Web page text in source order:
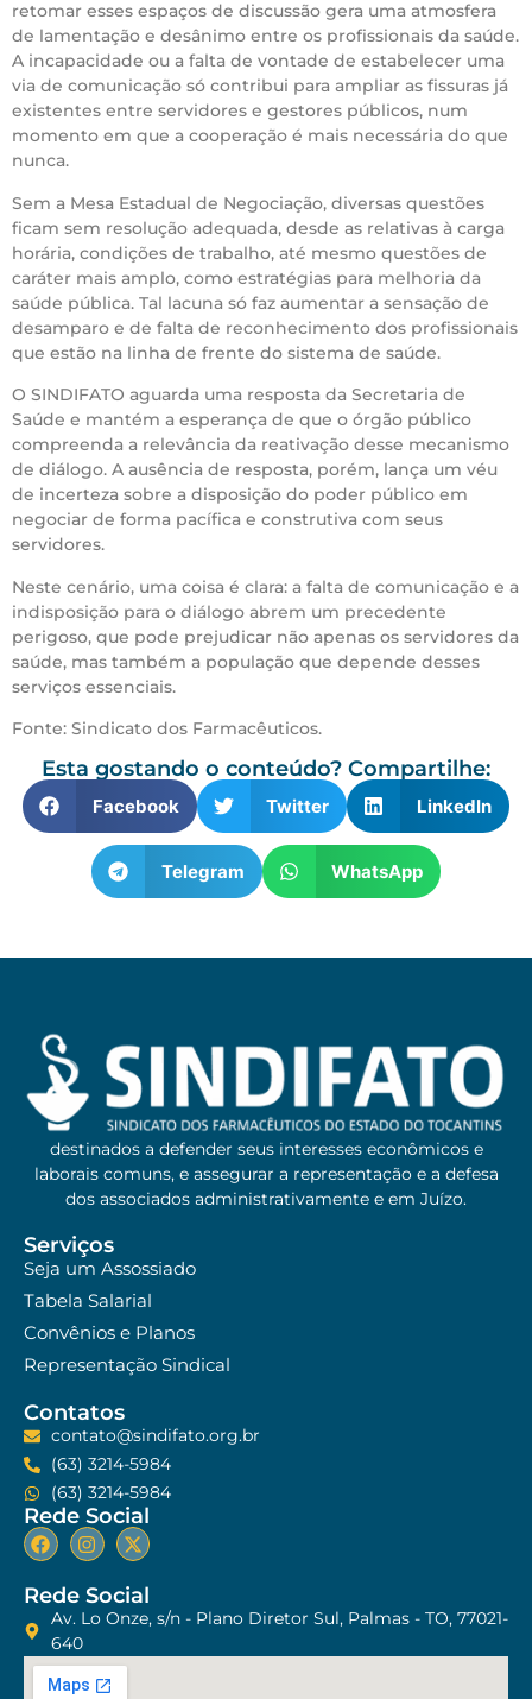
retomar esses espaços de discussão gera uma atmosfera
de lamentação e desânimo entre os profissionais da saúde.
A incapacidade ou a falta de vontade de estabelecer uma
via de comunicação só contribui para ampliar as fissuras já
existentes entre servidores e gestores públicos, num
momento em que a cooperação é mais necessária do que
nunca.
Sem a Mesa Estadual de Negociação, diversas questões
ficam sem resolução adequada, desde as relativas à carga
horária, condições de trabalho, até mesmo questões de
caráter mais amplo, como estratégias para melhoria da
saúde pública. Tal lacuna só faz aumentar a sensação de
desamparo e de falta de reconhecimento dos profissionais
que estão na linha de frente do sistema de saúde.
O SINDIFATO aguarda uma resposta da Secretaria de
Saúde e mantém a esperança de que o órgão público
compreenda a relevância da reativação desse mecanismo
de diálogo. A ausência de resposta, porém, lança um véu
de incerteza sobre a disposição do poder público em
negociar de forma pacífica e construtiva com seus
servidores.
Neste cenário, uma coisa é clara: a falta de comunicação e a
indisposição para o diálogo abrem um precedente
perigoso, que pode prejudicar não apenas os servidores da
saúde, mas também a população que depende desses
serviços essenciais.
Fonte: Sindicato dos Farmacêuticos.
Esta gostando o conteúdo? Compartilhe:
Facebook Twitter LinkedIn
Telegram WhatsApp
destinados a defender seus interesses econômicos e
laborais comuns, e assegurar a representação e a defesa
dos associados administrativamente e em Juízo.
Serviços
Seja um Assossiado
Tabela Salarial
Convênios e Planos
Representação Sindical
Contatos
contato@sindifato.org.br
(63) 3214-5984
(63) 3214-5984
Rede Social
Rede Social
Av. Lo Onze, s/n - Plano Diretor Sul, Palmas - TO, 77021-
640